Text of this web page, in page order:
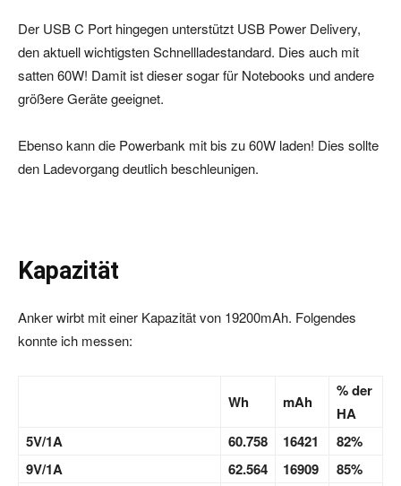
Der USB C Port hingegen unterstützt USB Power Delivery,
den aktuell wichtigsten Schnellladestandard. Dies auch mit
satten 60W! Damit ist dieser sogar für Notebooks und andere
größere Geräte geeignet.
Ebenso kann die Powerbank mit bis zu 60W laden! Dies sollte
den Ladevorgang deutlich beschleunigen.
Kapazität
Anker wirbt mit einer Kapazität von 19200mAh. Folgendes
konnte ich messen:
Wh mAh
% der
HA
5V/1A
60.758 16421
82%
9V/1A
62.564 16909
85%